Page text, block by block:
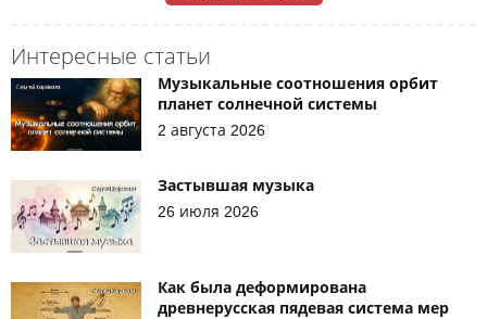
Интересные статьи
Музыкальные соотношения орбит
планет солнечной системы
2 августа 2026
Застывшая музыка
26 июля 2026
Как была деформирована
древнерусская пядевая система мер